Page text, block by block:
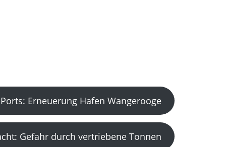
Erneuerung Hafen Wangerooge
Gefahr durch vertriebene Tonnen